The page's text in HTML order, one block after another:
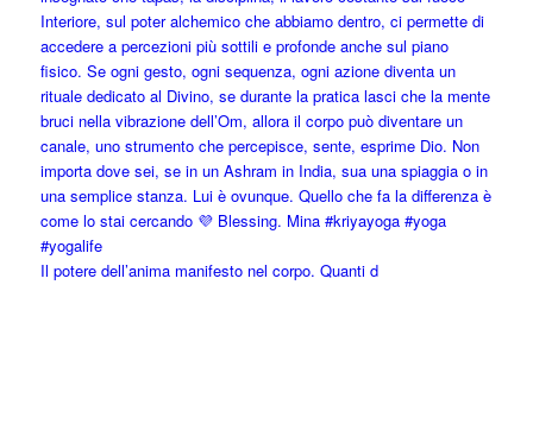
Il potere dell’anima manifesto nel corpo. Quanti d